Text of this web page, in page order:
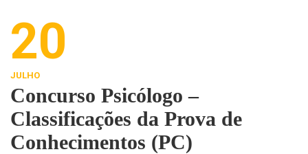
20
JULHO
Concurso Psicólogo –
Classificações da Prova de
Conhecimentos (PC)